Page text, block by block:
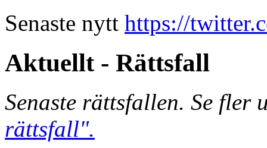
Senaste nytt https://
Aktuellt - Rättsfall
Senaste rättsfallen. Se
rättsfall".